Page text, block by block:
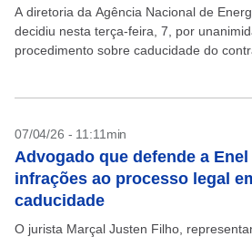
A diretoria da Agência Nacional de
decidiu nesta terça-feira, 7, por
procedimento sobre caducidade do
07/04/26 - 11:11min
Advogado que defende a
infrações ao processo legal
caducidade
O jurista Marçal Justen Filho,